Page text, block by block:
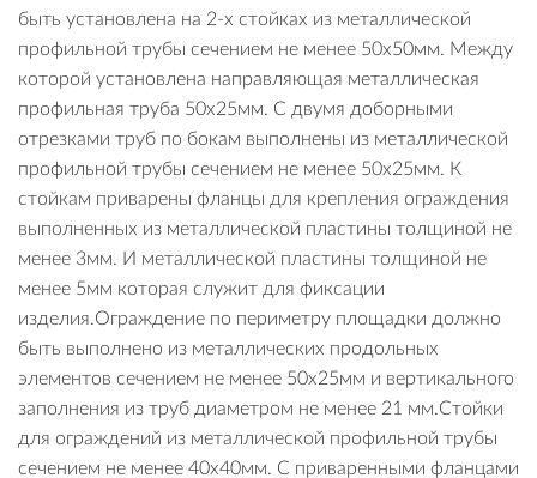
быть установлена на 2-х стойках из металлической
профильной трубы сечением не менее 50х50мм. Между
которой установлена направляющая металлическая
профильная труба 50х25мм. С двумя доборными
отрезками труб по бокам выполнены из металлической
профильной трубы сечением не менее 50х25мм. К
стойкам приварены фланцы для крепления ограждения
выполненных из металлической пластины толщиной не
менее 3мм. И металлической пластины толщиной не
менее 5мм которая служит для фиксации
изделия.Ограждение по периметру площадки должно
быть выполнено из металлических продольных
элементов сечением не менее 50х25мм и вертикального
заполнения из труб диаметром не менее 21 мм.Стойки
для ограждений из металлической профильной трубы
сечением не менее 40х40мм. С приваренными фланцами